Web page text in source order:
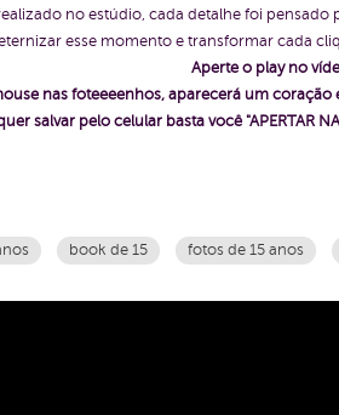
no estúdio, cada detalhe foi pensado
esse momento e transformar cada
Aperte o play no
nas foteeeenhos, aparecerá um
salvar pelo celular basta você "APERTAR
book de 15 fotos de 15 anos